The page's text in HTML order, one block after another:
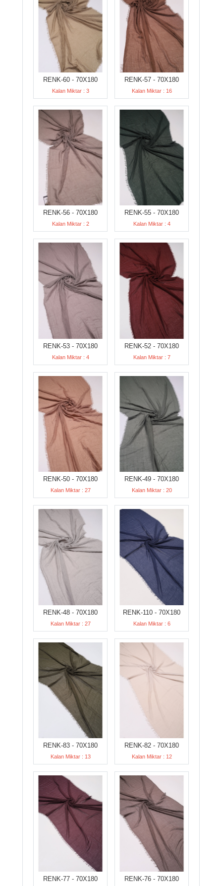
RENK-60 - 70X180
Kalan Miktar : 3
RENK-57 - 70X180
Kalan Miktar : 16
RENK-56 - 70X180
Kalan Miktar : 2
RENK-55 - 70X180
Kalan Miktar : 4
RENK-53 - 70X180
Kalan Miktar : 4
RENK-52 - 70X180
Kalan Miktar : 7
RENK-50 - 70X180
Kalan Miktar : 27
RENK-49 - 70X180
Kalan Miktar : 20
RENK-48 - 70X180
Kalan Miktar : 27
RENK-110 - 70X180
Kalan Miktar : 6
RENK-83 - 70X180
Kalan Miktar : 13
RENK-82 - 70X180
Kalan Miktar : 12
RENK-77 - 70X180 RENK-76 - 70X180